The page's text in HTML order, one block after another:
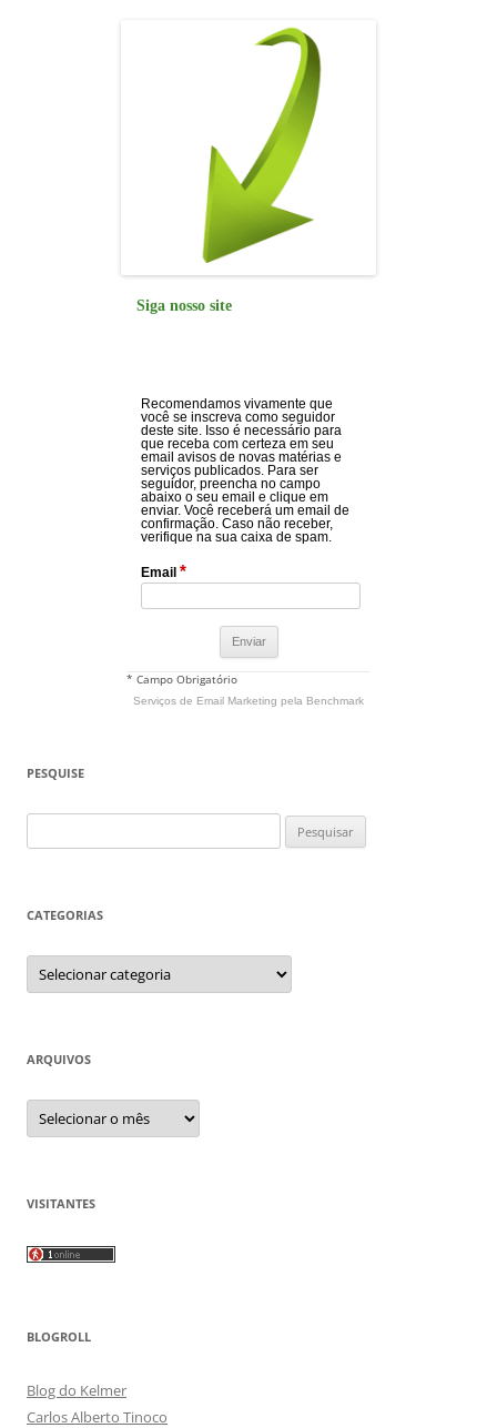
Siga nosso site
Recomendamos vivamente que
você se inscreva como seguidor
deste site. Isso é necessário para
que receba com certeza em seu
email avisos de novas matérias e
serviços publicados. Para ser
seguidor, preencha no campo
abaixo o seu email e clique em
enviar. Você receberá um email de
confirmação. Caso não receber,
verifique na sua caixa de spam.
Email *
* Campo Obrigatório
Serviços de Email Marketing pela Benchmark
PESQUISE
por:
CATEGORIAS
Categorias
ARQUIVOS
Arquivos
VISITANTES
BLOGROLL
Blog do Kelmer
Carlos Alberto Tinoco